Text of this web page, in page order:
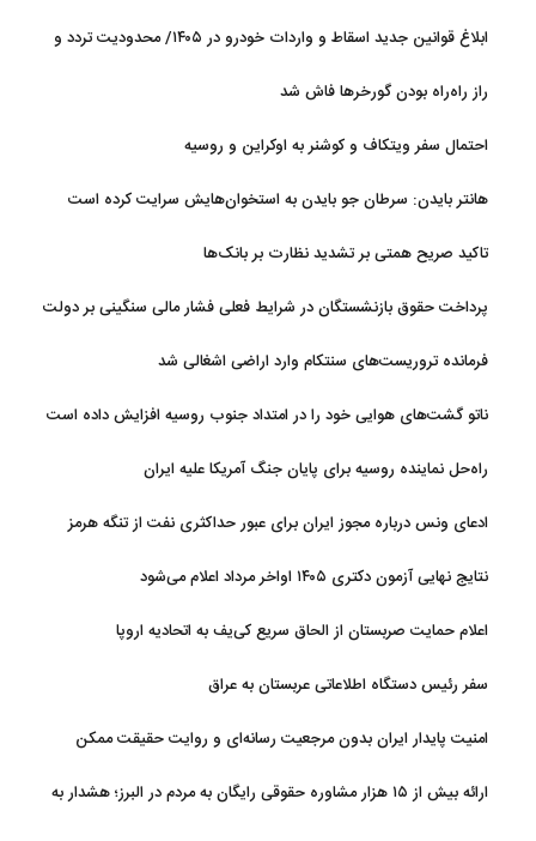
ابلاغ قوانین جدید اسقاط و واردات خودرو در ۱۴۰۵/ محدودیت تردد و
راز راه‌راه بودن گورخرها فاش شد
احتمال سفر ویتکاف و کوشنر به اوکراین و روسیه
هانتر بایدن: سرطان جو بایدن به استخوان‌هایش سرایت کرده است
تاکید صریح همتی بر تشدید نظارت بر بانک‌ها
پرداخت حقوق بازنشستگان در شرایط فعلی فشار مالی سنگینی بر دولت
فرمانده تروریست‌های سنتکام وارد اراضی اشغالی شد
ناتو گشت‌های هوایی خود را در امتداد جنوب روسیه افزایش داده است
راه‌حل نماینده روسیه برای پایان جنگ آمریکا علیه ایران
ادعای ونس درباره مجوز ایران برای عبور حداکثری نفت از تنگه هرمز
نتایج نهایی آزمون دکتری ۱۴۰۵ اواخر مرداد اعلام می‌شود
اعلام حمایت صربستان از الحاق سریع کی‌یف به اتحادیه اروپا
سفر رئیس دستگاه اطلاعاتی عربستان به عراق
امنیت پایدار ایران بدون مرجعیت رسانه‌ای و روایت حقیقت ممکن
ارائه بیش از ۱۵ هزار مشاوره حقوقی رایگان به مردم در البرز؛ هشدار به